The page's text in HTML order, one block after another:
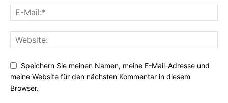
Speichern Sie meinen Namen, meine E-Mail-Adresse und
meine Website für den nächsten Kommentar in diesem
Browser.